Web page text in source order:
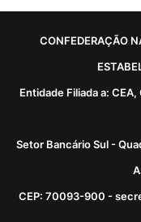
CONFEDERAÇÃO
Entidade Filiada a: CEA,
Setor Bancário Sul -
CEP: 70093-900 -